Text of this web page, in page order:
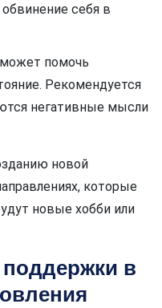
себя в
помочь
Рекомендуется
негативные мысли
новой
которые
новые хобби или
в